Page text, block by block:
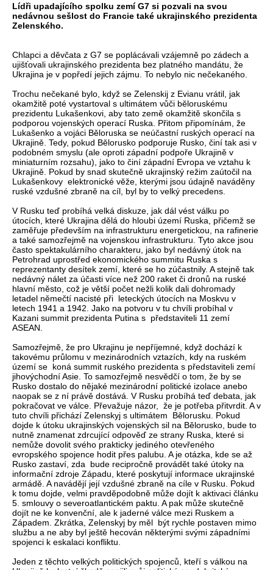
Lídři upadajícího spolku zemí G7 si pozvali na svou
nedávnou sešlost do Francie také ukrajinského prezidenta
Zelenského.
Chlapci a děvčata z G7 se poplácávali vzájemně po zádech a
ujišťovali ukrajinského prezidenta bez platného mandátu, že
Ukrajina je v popředí jejich zájmu. To nebylo nic nečekaného.
Trochu nečekané bylo, když se Zelenskij z Evianu vrátil, jak
okamžitě poté vystartoval s ultimátem vůči běloruskému
prezidentu Lukašenkovi, aby tato země okamžitě skončila s
podporou vojenských operací Ruska. Přitom připomínám, že
Lukašenko a vojáci Běloruska se neúčastní ruských operací na
Ukrajině. Tedy, pokud Bělorusko podporuje Rusko, činí tak asi v
podobném smyslu (ale oproti západní podpoře Ukrajině v
miniaturním rozsahu), jako to činí západní Evropa ve vztahu k
Ukrajině. Pokud by snad skutečně ukrajinský režim zaútočil na
Lukašenkovy elektronické věže, kterými jsou údajně naváděny
ruské vzdušné zbraně na cíl, byl by to velký precedens.
V Rusku teď probíhá velká diskuze, jak dál vést válku po
útocích, které Ukrajina dělá do hloubi území Ruska, přičemž se
zaměřuje především na infrastrukturu energetickou, na rafinerie
a také samozřejmě na vojenskou infrastrukturu. Tyto akce jsou
často spektakulárního charakteru, jako byl nedávný útok na
Petrohrad uprostřed ekonomického summitu Ruska s
reprezentanty desítek zemí, které se ho zúčastnily. A stejně tak
nedávný nálet za účasti více než 200 raket či dronů na ruské
hlavní město, což je větší počet nežli kolik dali dohromady
letadel němečtí nacisté při leteckých útocích na Moskvu v
letech 1941 a 1942. Jako na potvoru v tu chvíli probíhal v
Kazani summit prezidenta Putina s představiteli 11 zemí
ASEAN.
Samozřejmě, že pro Ukrajinu je nepříjemné, když dochází k
takovému průlomu v mezinárodních vztazích, kdy na ruském
území se koná summit ruského prezidenta s představiteli zemí
jihovýchodní Asie. To samozřejmě nesvědčí o tom, že by se
Rusko dostalo do nějaké mezinárodní politické izolace anebo
naopak se z ní právě dostává. V Rusku probíhá teď debata, jak
pokračovat ve válce. Převažuje názor, že je potřeba přitvrdit. A v
tuto chvíli přichází Zelenskyj s ultimátem Bělorusku. Pokud
dojde k útoku ukrajinských vojenských sil na Bělorusko, bude to
nutně znamenat zdrcující odpověď ze strany Ruska, které si
nemůže dovolit svého prakticky jediného otevřeného
evropského spojence hodit přes palubu. A je otázka, kde se až
Rusko zastaví, zda bude recipročně provádět také útoky na
informační zdroje Západu, které poskytují informace ukrajinské
armádě. A navádějí její vzdušné zbraně na cíle v Rusku. Pokud
k tomu dojde, velmi pravděpodobně může dojít k aktivaci článku
5. smlouvy o severoatlantickém paktu. A pak může skutečně
dojít ne ke konvenční, ale k jaderné válce mezi Ruskem a
Západem. Zkrátka, Zelenskyj by měl být rychle postaven mimo
službu a ne aby byl ještě hecován některými svými západními
spojenci k eskalaci konfliktu.
Jeden z těchto velkých politických spojenců, kteří s válkou na